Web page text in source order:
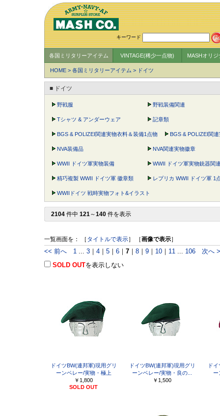
キーワード
各国ミリタリーアイテム VINTAGE(稀少一点物) MASHオリ
HOME > 各国ミリタリーアイテム > ドイツ
■ ドイツ
野戦服 野戦装備関連
Tシャツ & アンダーウェア 記章類
BGS & POLIZEI関連実物衣料＆装備1点物 BGS & POLIZEI関
NVA装備品 NVA関連実物徽章
WWII ドイツ軍実物装備 WWII ドイツ軍実物銃器関
精巧複製 WWII ドイツ軍 徽章類 レプリカ WWII ドイツ軍 1
WWIIドイツ 戦時実物フォト&イラスト
2104 件中 121～140 件を表示
一覧画面を： ［ タイトルで表示］ ［画像で表示］
<< 前へ 1 ... 3 ｜ 4 ｜ 5 ｜ 6 ｜ 7 ｜ 8 ｜ 9 ｜ 10 ｜ 11 ... 106
次へ
SOLD OUTを表示しない
ドイツBW(連邦軍)現用グリ
ーンベレー/実物・極上
￥1,800
SOLD OUT
ドイツBW(連邦軍)現用グリ
ーンベレー/実物・良の...
￥1,500
ド
ー